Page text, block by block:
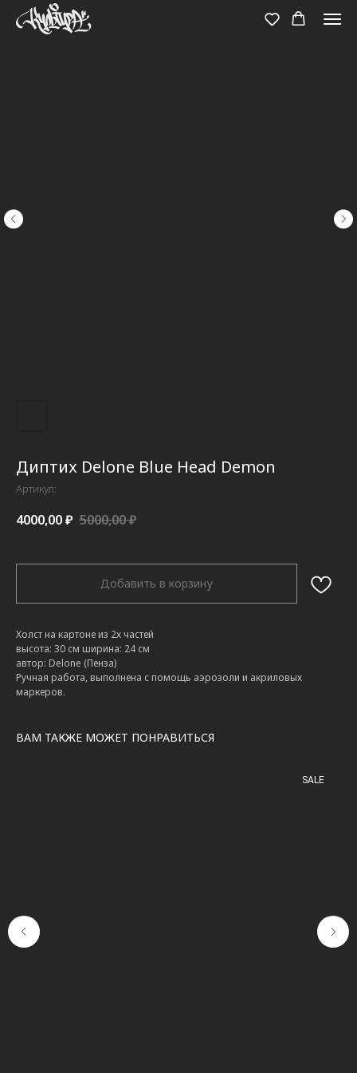
Диптих Delone Blue Head Demon
Артикул:
4000,00₽ 5000,00₽
Добавить в корзину
Холст на картоне из 2х частей
высота: 30 см ширина: 24 см
автор: Delone (Пенза)
Ручная работа, выполнена с помощь аэрозоли и акриловых
маркеров.
ВАМ ТАКЖЕ МОЖЕТ ПОНРАВИТЬСЯ
SALE